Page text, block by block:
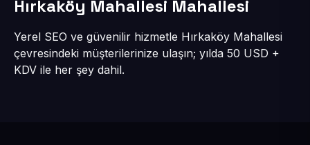
Hırkaköy Mahallesi Mahallesi
Yerel SEO ve güvenilir hizmetle Hırkaköy Mahallesi
çevresindeki müşterilerinize ulaşın; yılda 50 USD +
KDV ile her şey dahil.